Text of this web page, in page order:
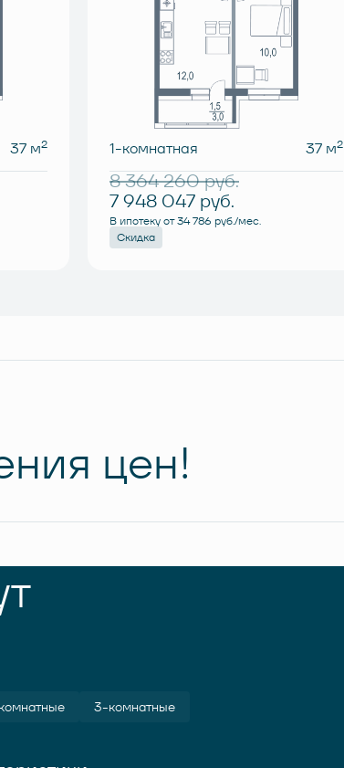
37 м2 1-комнатная 37 м2
8 364 260руб.
7 948 047 руб.
В ипотеку от 34 786 руб./мес.
Скидка
цен!
3-комнатные